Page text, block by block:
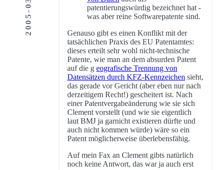
patentierungswürdig bezeichnet hat -
was aber reine Softwarepatente sind.
Genauso gibt es einen Konflikt mit der
tatsächlichen Praxis des EU Patentamtes:
dieses erteilt sehr wohl nicht-technische
Patente, wie man an dem absurden Patent
auf die g eografische Trennung von
Datensätzen durch KFZ-Kennzeichen sieht,
das gerade vor Gericht (aber eben nur nach
derzeitigem Recht!) gescheitert ist. Nach
einer Patentvergabeänderung wie sie sich
Clement vorstellt (und wie sie eigentlich
laut BMJ ja garnicht existieren dürfte und
auch nicht kommen würde) wäre so ein
Patent möglicherweise überlebensfähig.
Auf mein Fax an Clement gibts natürlich
noch keine Antwort, das war ja auch erst